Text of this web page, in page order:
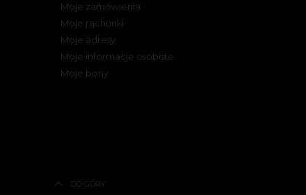
Moje zamówienia
Moje rachunki
Moje adresy
Moje informacje osobiste
Moje bony
DO GÓRY